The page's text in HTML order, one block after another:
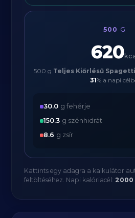
500 G
620
500 g Teljes Kiőrlésű
31% a napi
30.0 g fehérje
150.3 g szénhidrát
8.6 g zsír
Kattints egy adagra a kalkulátor
feltöltéséhez. Napi kalóriacél:2000